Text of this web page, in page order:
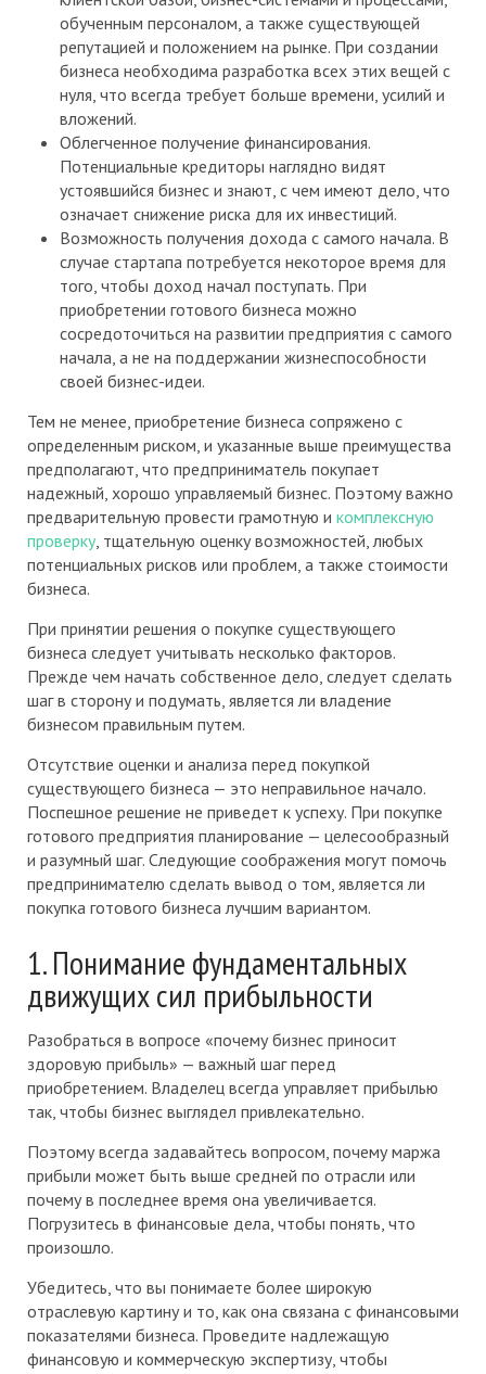
обученным персоналом, а также существующей
репутацией и положением на рынке. При создании
бизнеса необходима разработка всех этих вещей с
нуля, что всегда требует больше времени, усилий и
вложений.
Облегченное получение финансирования.
Потенциальные кредиторы наглядно видят
устоявшийся бизнес и знают, с чем имеют дело, что
означает снижение риска для их инвестиций.
Возможность получения дохода с самого начала. В
случае стартапа потребуется некоторое время для
того, чтобы доход начал поступать. При
приобретении готового бизнеса можно
сосредоточиться на развитии предприятия с самого
начала, а не на поддержании жизнеспособности
своей бизнес-идеи.
Тем не менее, приобретение бизнеса сопряжено с
определенным риском, и указанные выше преимущества
предполагают, что предприниматель покупает
надежный, хорошо управляемый бизнес. Поэтому важно
предварительную провести грамотную и комплексную
проверку, тщательную оценку возможностей, любых
потенциальных рисков или проблем, а также стоимости
бизнеса.
При принятии решения о покупке существующего
бизнеса следует учитывать несколько факторов.
Прежде чем начать собственное дело, следует сделать
шаг в сторону и подумать, является ли владение
бизнесом правильным путем.
Отсутствие оценки и анализа перед покупкой
существующего бизнеса — это неправильное начало.
Поспешное решение не приведет к успеху. При покупке
готового предприятия планирование — целесообразный
и разумный шаг. Следующие соображения могут помочь
предпринимателю сделать вывод о том, является ли
покупка готового бизнеса лучшим вариантом.
1. Понимание фундаментальных
движущих сил прибыльности
Разобраться в вопросе «почему бизнес приносит
здоровую прибыль» — важный шаг перед
приобретением. Владелец всегда управляет прибылью
так, чтобы бизнес выглядел привлекательно.
Поэтому всегда задавайтесь вопросом, почему маржа
прибыли может быть выше средней по отрасли или
почему в последнее время она увеличивается.
Погрузитесь в финансовые дела, чтобы понять, что
произошло.
Убедитесь, что вы понимаете более широкую
отраслевую картину и то, как она связана с финансовыми
показателями бизнеса. Проведите надлежащую
финансовую и коммерческую экспертизу, чтобы